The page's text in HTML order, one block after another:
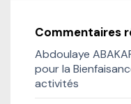
Commentaires
Abdoulaye
pour la
activités